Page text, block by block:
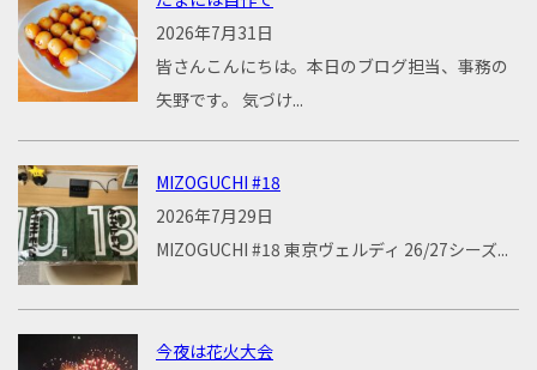
2026年7月31日
皆さんこんにちは。本日のブログ担当、事務の
矢野です。 気づけ...
MIZOGUCHI #18
2026年7月29日
MIZOGUCHI #18 東京ヴェルディ 26/27シーズ...
今夜は花火大会